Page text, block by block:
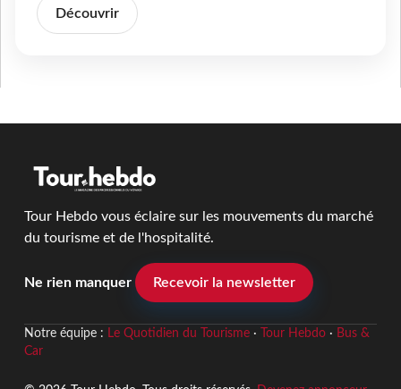
Découvrir
Tour Hebdo vous éclaire sur les mouvements du marché
du tourisme et de l'hospitalité.
Ne rien manquer Recevoir la newsletter
Notre équipe : Le Quotidien du Tourisme· Tour Hebdo· Bus &
Car